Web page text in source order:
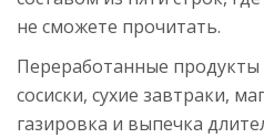
не сможете прочитать.
Переработанные продукты
сосиски, сухие завтраки,
газировка и выпечка